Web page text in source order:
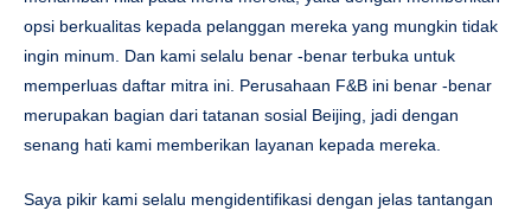
opsi berkualitas kepada pelanggan mereka yang mungkin tidak
ingin minum. Dan kami selalu benar -benar terbuka untuk
memperluas daftar mitra ini. Perusahaan F&B ini benar -benar
merupakan bagian dari tatanan sosial Beijing, jadi dengan
senang hati kami memberikan layanan kepada mereka.
Saya pikir kami selalu mengidentifikasi dengan jelas tantangan